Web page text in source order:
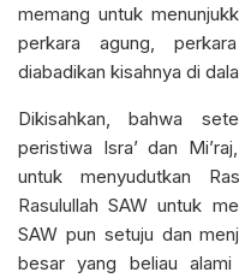
memang untuk
perkara agung,
diabadikan kisahnya di
Dikisahkan, bahwa
peristiwa Isra’ dan
untuk menyudutkan
Rasulullah SAW untuk
SAW pun setuju dan
besar yang beliau alami